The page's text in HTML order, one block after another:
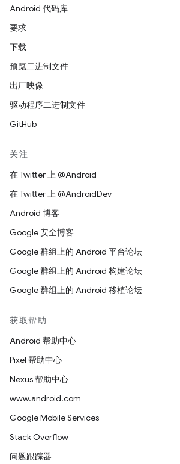
Android 代码库
要求
下载
预览二进制文件
出厂映像
驱动程序二进制文件
GitHub
关注
在 Twitter 上 @Android
在 Twitter 上 @AndroidDev
Android 博客
Google 安全博客
Google 群组上的 Android 平台论坛
Google 群组上的 Android 构建论坛
Google 群组上的 Android 移植论坛
获取帮助
Android 帮助中心
Pixel 帮助中心
Nexus 帮助中心
www.android.com
Google Mobile Services
Stack Overflow
问题跟踪器